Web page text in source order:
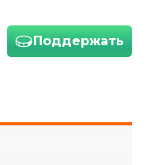
Поддержать